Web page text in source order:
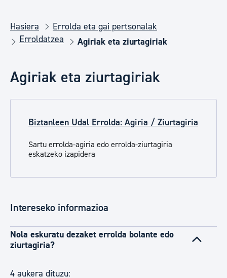
Hasiera
Errolda eta gai pertsonalak
Erroldatzea
Agiriak eta ziurtagiriak
Agiriak eta ziurtagiriak
Biztanleen Udal Errolda: Agiria / Ziurtagiria
Sartu errolda-agiria edo errolda-ziurtagiria
eskatzeko izapidera
Intereseko informazioa
Nola eskuratu dezaket errolda bolante edo
ziurtagiria?
4 aukera dituzu: